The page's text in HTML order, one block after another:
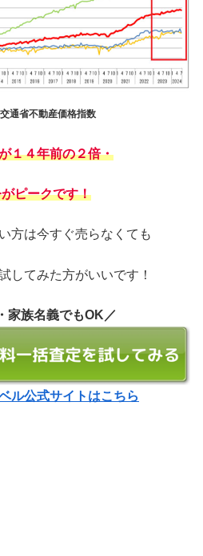
通省不動産価格指数
１４年前の２倍・
ピークです！
方は今すぐ売らなくても
してみた方がいいです！
家族名義でもOK／
ル公式サイトはこちら